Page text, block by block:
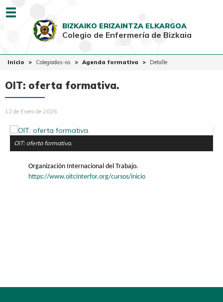
EUSK CAST
Ciudadanía
Ventanilla Única
BIZKAIKO ERIZAINTZA ELKARGOA
Colegio de Enfermería de Bizkaia
Inicio Colegiadas-os Agenda formativa Detalle
OIT: oferta formativa.
12 de Enero de 2026
OIT: oferta formativa.
Organización Internacional del Trabajo.
https://www.oitcinterfor.org/cursos/inicio